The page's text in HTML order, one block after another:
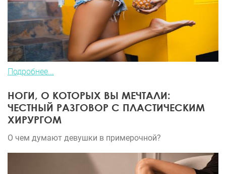
Подробнее...
НОГИ, О КОТОРЫХ ВЫ МЕЧТАЛИ:
ЧЕСТНЫЙ РАЗГОВОР С ПЛАСТИЧЕСКИМ
ХИРУРГОМ
О чем думают девушки в примерочной?